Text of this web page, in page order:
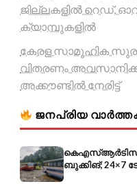
ജില്ലകളിൽ റെഡ്,
ക്യാമ്പുകളിൽ
കേരള സാമൂഹിക
വിതരണം
അക്കൗണ്ടിൽ നേരിട്ട്
ജനപ്രിയ
ബുക്കിങ്; 24×7
കൊറിയറും